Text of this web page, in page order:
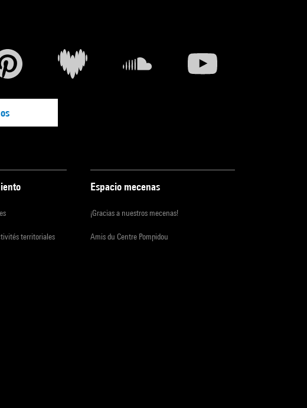
territoriales
Espacio mecenas
¡Gracias a nuestros mecenas!
Amis du Centre Pompidou